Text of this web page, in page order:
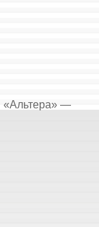
«Альтера» —